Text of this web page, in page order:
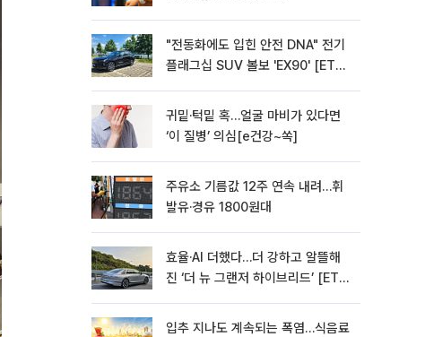
"전동화에도 입힌 안전 DNA" 전기
플래그십 SUV 볼보 'EX90' [ET의
귀밑·턱밑 혹…얼굴 마비가 있다면
‘이 질병’ 의심[e건강~쏙]
주유소 기름값 12주 연속 내려…휘
발유·경유 1800원대
효율·AI 더했다…더 강하고 알뜰해
진 ‘더 뉴 그랜저 하이브리드’ [ET의
입추 지나도 계속되는 폭염…식음료